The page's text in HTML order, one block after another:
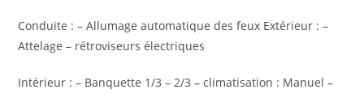
Conduite : – Allumage automatique des feux Extérieur : –
Attelage – rétroviseurs électriques
Intérieur : – Banquette 1/3 – 2/3 – climatisation : Manuel –